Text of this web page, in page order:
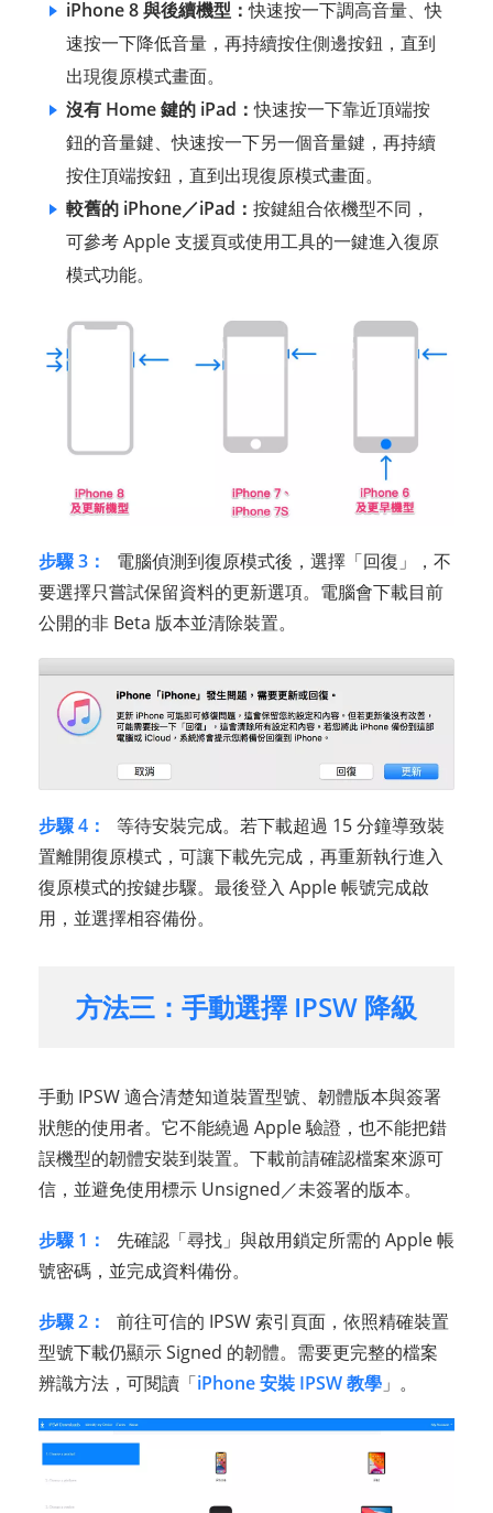
iPhone 8 與後續機型：快速按一下調高音量、快
速按一下降低音量，再持續按住側邊按鈕，直到
出現復原模式畫面。
沒有 Home 鍵的 iPad：快速按一下靠近頂端按
鈕的音量鍵、快速按一下另一個音量鍵，再持續
按住頂端按鈕，直到出現復原模式畫面。
較舊的 iPhone／iPad： 按鍵組合依機型不同，
可參考 Apple 支援頁或使用工具的一鍵進入復原
模式功能。
步驟 3：
電腦偵測到復原模式後，選擇「回復」，不
要選擇只嘗試保留資料的更新選項。電腦會下載目前
公開的非 Beta 版本並清除裝置。
步驟 4：
等待安裝完成。若下載超過 15 分鐘導致裝
置離開復原模式，可讓下載先完成，再重新執行進入
復原模式的按鍵步驟。最後登入 Apple 帳號完成啟
用，並選擇相容備份。
方法三：手動選擇 IPSW 降級
手動 IPSW 適合清楚知道裝置型號、韌體版本與簽署
狀態的使用者。它不能繞過 Apple 驗證，也不能把錯
誤機型的韌體安裝到裝置。下載前請確認檔案來源可
信，並避免使用標示 Unsigned／未簽署的版本。
步驟 1：
先確認「尋找」與啟用鎖定所需的 Apple 帳
號密碼，並完成資料備份。
步驟 2：
前往可信的 IPSW 索引頁面，依照精確裝置
型號下載仍顯示 Signed 的韌體。需要更完整的檔案
辨識方法，可閱讀「iPhone 安裝 IPSW 教學 」。